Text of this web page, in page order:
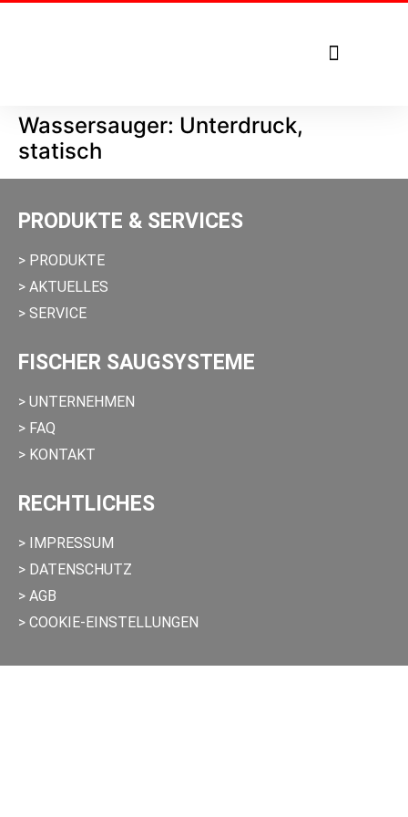
Wassersauger: Unterdruck,
statisch
PRODUKTE & SERVICES
> PRODUKTE
> AKTUELLES
> SERVICE
FISCHER SAUGSYSTEME
> UNTERNEHMEN
> FAQ
> KONTAKT
RECHTLICHES
> IMPRESSUM
> DATENSCHUTZ
> AGB
> COOKIE-EINSTELLUNGEN